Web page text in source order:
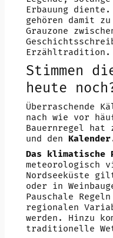
Erbauung
gehören damit
Grauzone
Erzähltradition.
Stimmen
heute
Überraschende
nach wie vor
Bauernregel hat
und den Kalender
Das klimatische
meteorologisch
Nordseeküste
oder in
Pauschale
regionalen
werden. Hinzu
traditionelle